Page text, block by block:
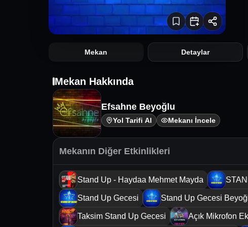
Mekan Detaylar
Mekan Hakkında
Efsahne Beyoğlu
Yol Tarifi Al Mekanı İncele
Mekanın Diğer Etkinlikleri
Stand Up - Haydaa Mehmet Mayda
Stand Up Gecesi Stand Up Gecesi
Taksim Stand Up Gecesi Açık Mikrofon